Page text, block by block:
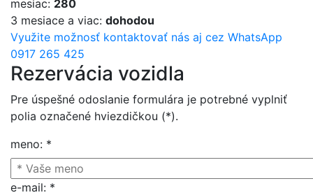
mesiac: 280
3 mesiace a viac: dohodou
Využite možnosť kontaktovať nás aj cez WhatsApp
0917 265 425
Rezervácia vozidla
Pre úspešné odoslanie formulára je potrebné vyplniť
polia označené hviezdičkou (*).
meno: *
e-mail: *